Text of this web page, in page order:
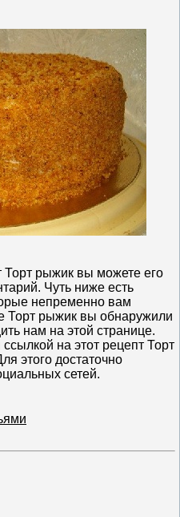
Торт рыжик вы можете его
Чуть ниже есть
непременно вам
Торт рыжик вы обнаружили
нам на этой странице.
на этот рецепт Торт
этого достаточно
сетей.